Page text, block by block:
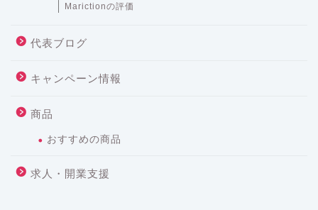
Marictionの評価
代表ブログ
キャンペーン情報
商品
おすすめの商品
求人・開業支援